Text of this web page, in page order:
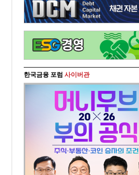
한국금융 포럼 사이버관